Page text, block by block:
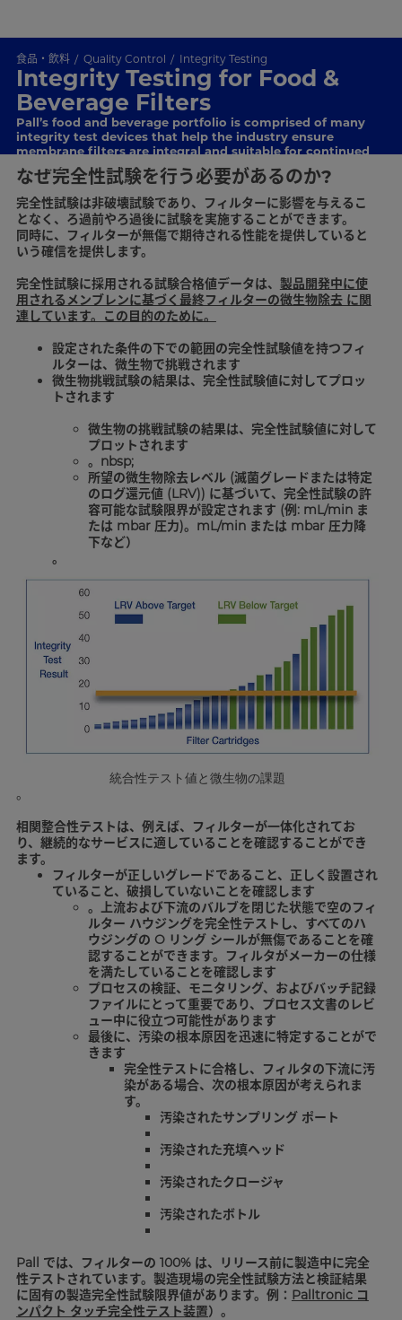
食品・飲料 Quality Control Integrity Testing
Integrity Testing for Food &
Beverage Filters
Pall’s food and beverage portfolio is comprised of many
integrity test devices that help the industry ensure
membrane filters are integral and suitable for continued
service.
なぜ完全性試験を行う必要があるのか?
完全性試験は非破壊試験であり、フィルターに影響を与えるこ
となく、ろ過前やろ過後に試験を実施することができます。
同時に、フィルターが無傷で期待される性能を提供していると
いう確信を提供します。
完全性試験に採用される試験合格値データは、 製品開発中に使
用されるメンブレンに基づく最終フィルターの微生物除去に関
連しています。この目的のために。
設定された条件の下での範囲の完全性試験値を持つフィ
ルターは、微生物で挑戦されます
微生物挑戦試験の結果は、完全性試験値に対してプロッ
トされます
微生物の挑戦試験の結果は、完全性試験値に対して
プロットされます
。nbsp;
所望の微生物除去レベル (滅菌グレードまたは特定
のログ還元値 (LRV)) に基づいて、完全性試験の許
容可能な試験限界が設定されます (例: mL/min ま
たは mbar 圧力)。mL/min または mbar 圧力降
下など）
。
統合性テスト値と微生物の課題
。
相関整合性テストは、例えば、フィルターが一体化されてお
り、継続的なサービスに適していることを確認することができ
ます。
フィルターが正しいグレードであること、正しく設置され
ていること、破損していないことを確認します
。上流および下流のバルブを閉じた状態で空のフィ
ルター ハウジングを完全性テストし、すべてのハ
ウジングの O リング シールが無傷であることを確
認することができます。フィルタがメーカーの仕様
を満たしていることを確認します
プロセスの検証、モニタリング、およびバッチ記録
ファイルにとって重要であり、プロセス文書のレビ
ュー中に役立つ可能性があります
最後に、汚染の根本原因を迅速に特定することがで
きます
完全性テストに合格し、フィルタの下流に汚
染がある場合、次の根本原因が考えられま
す。
汚染されたサンプリング ポート
汚染された充填ヘッド
汚染されたクロージャ
汚染されたボトル
Pall では、フィルターの 100% は、リリース前に製造中に完全
性テストされています。製造現場の完全性試験方法と検証結果
に固有の製造完全性試験限界値があります。例： Palltronic コ
ンパクト タッチ完全性テスト装置）。